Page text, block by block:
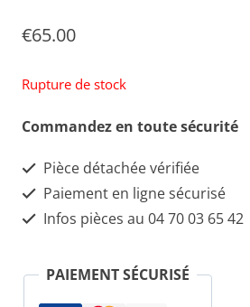
€65.00
Rupture de stock
Commandez en toute sécurité
Pièce détachée vérifiée
Paiement en ligne sécurisé
Infos pièces au 04 70 03 65 42
PAIEMENT SÉCURISÉ